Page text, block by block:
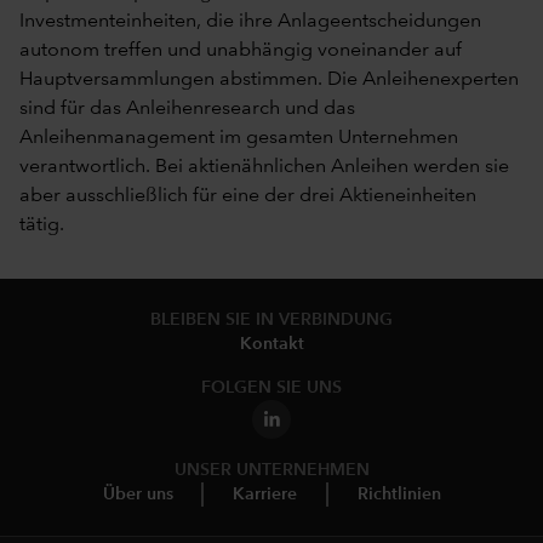
Investmenteinheiten, die ihre Anlageentscheidungen
autonom treffen und unabhängig voneinander auf
Hauptversammlungen abstimmen. Die Anleihenexperten
sind für das Anleihenresearch und das
Anleihenmanagement im gesamten Unternehmen
verantwortlich. Bei aktienähnlichen Anleihen werden sie
aber ausschließlich für eine der drei Aktieneinheiten
tätig.
BLEIBEN SIE IN VERBINDUNG
Kontakt
FOLGEN SIE UNS
UNSER UNTERNEHMEN
Über uns
Karriere Richtlinien